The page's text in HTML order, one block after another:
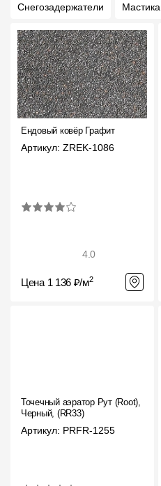
Снегозадержатели Мастика
Ендовый ковёр Графит
Артикул: ZREK-1086
4.0
Цена 1 136 ₽/м2
Точечный аэратор Рут (Root),
Черный, (RR33)
Артикул: PRFR-1255